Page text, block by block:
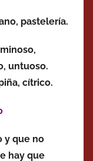
pastelería.
untuoso.
cítrico.
y que no
hay que